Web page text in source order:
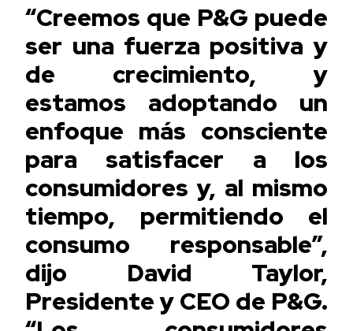
“Creemos que P&G puede
ser una fuerza positiva y
de crecimiento, y
estamos adoptando un
enfoque más consciente
para satisfacer a los
consumidores y, al mismo
tiempo, permitiendo el
consumo responsable”,
dijo David Taylor,
Presidente y CEO de P&G.